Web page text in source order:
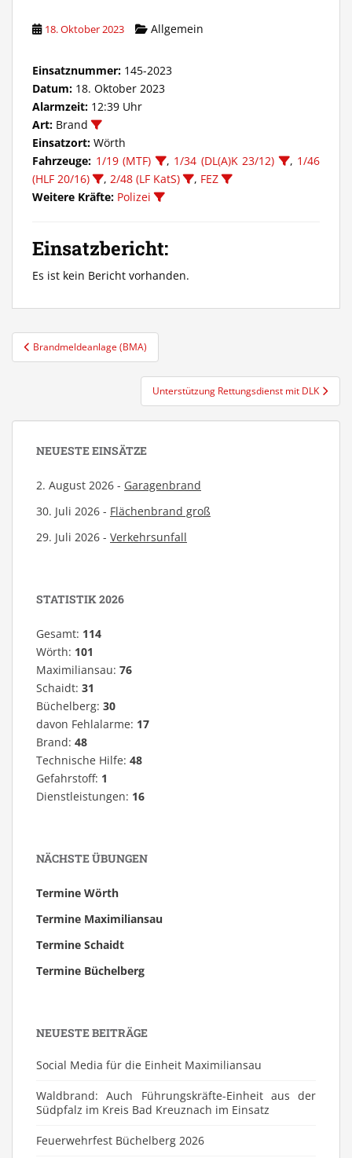
18. Oktober 2023 Allgemein
Einsatznummer: 145-2023
Datum: 18. Oktober 2023
Alarmzeit: 12:39 Uhr
Art: Brand
Einsatzort: Wörth
Fahrzeuge: 1/19 (MTF) , 1/34 (DL(A)K 23/12) , 1/46
(HLF 20/16)
, 2/48 (LF KatS) , FEZ
Weitere Kräfte: Polizei
Einsatzbericht:
Es ist kein Bericht vorhanden.
Beitragsnavigation
Brandmeldeanlage (BMA)
Unterstützung Rettungsdienst mit DLK
NEUESTE EINSÄTZE
2. August 2026 - Garagenbrand
30. Juli 2026 - Flächenbrand groß
29. Juli 2026 - Verkehrsunfall
STATISTIK 2026
Gesamt: 114
Wörth: 101
Maximiliansau: 76
Schaidt: 31
Büchelberg: 30
davon Fehlalarme: 17
Brand: 48
Technische Hilfe: 48
Gefahrstoff: 1
Dienstleistungen: 16
NÄCHSTE ÜBUNGEN
Termine Wörth
Termine Maximiliansau
Termine Schaidt
Termine Büchelberg
NEUESTE BEITRÄGE
Social Media für die Einheit Maximiliansau
Waldbrand: Auch Führungskräfte-Einheit aus der
Südpfalz im Kreis Bad Kreuznach im Einsatz
Feuerwehrfest Büchelberg 2026